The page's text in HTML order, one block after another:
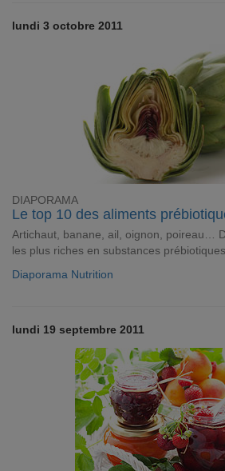
lundi 3 octobre 2011
DIAPORAMA
Le top 10 des aliments
Artichaut, banane, ail, oignon, poireau…
les plus riches en substances prébiotiques.
Diaporama Nutrition
lundi 19 septembre 2011